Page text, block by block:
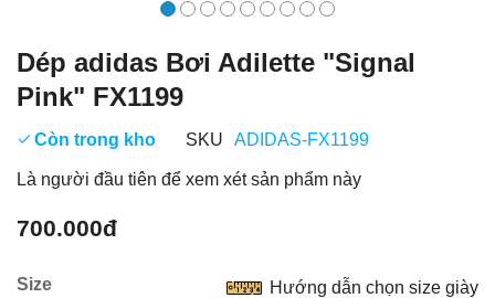
Dép adidas Bơi Adilette "Signal
Pink" FX1199
Còn trong kho SKU ADIDAS-FX1199
Là người đầu tiên để xem xét sản phẩm này
700.000đ
Size Hướng dẫn chọn size giày